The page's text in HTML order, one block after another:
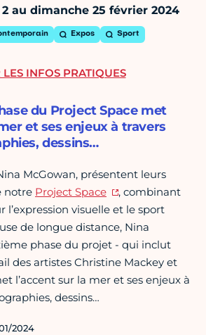
au dimanche 25 février 2024
Expos Sport
du Project Space met
et ses enjeux à travers
dessins…
McGowan, présentent leurs
notre Project Space
, combinant
l’expression visuelle et le sport
de longue distance, Nina
phase du projet - qui inclut
des artistes Christine Mackey et
l’accent sur la mer et ses enjeux à
dessins…
2024
INFOS PRATIQUES